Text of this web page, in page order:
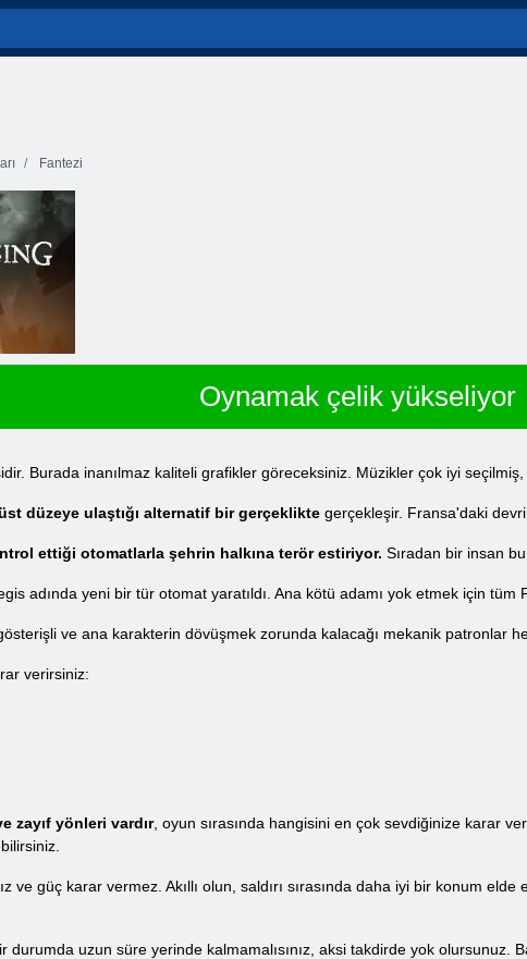
Fantezi
Oynamak çelik yükseliyor
Burada inanılmaz kaliteli grafikler göreceksiniz. Müzikler çok iyi
düzeye ulaştığı alternatif bir gerçeklikte gerçekleşir. Fransa'daki
ettiği otomatlarla şehrin halkına terör estiriyor. Sıradan bir insan
adında yeni bir tür otomat yaratıldı. Ana kötü adamı yok etmek için
ve ana karakterin dövüşmek zorunda kalacağı mekanik patronlar
verirsiniz:
zayıf yönleri vardır, oyun sırasında hangisini en çok sevdiğinize karar
ve güç karar vermez. Akıllı olun, saldırı sırasında daha iyi bir konum
durumda uzun süre yerinde kalmamalısınız, aksi takdirde yok